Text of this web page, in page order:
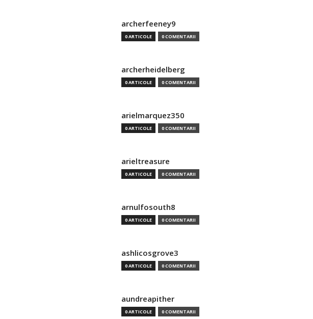
archerfeeney9
0 ARTICOLE 0 COMENTARII
archerheidelberg
0 ARTICOLE 0 COMENTARII
arielmarquez350
0 ARTICOLE 0 COMENTARII
arieltreasure
0 ARTICOLE 0 COMENTARII
arnulfosouth8
0 ARTICOLE 0 COMENTARII
ashlicosgrove3
0 ARTICOLE 0 COMENTARII
aundreapither
0 ARTICOLE 0 COMENTARII